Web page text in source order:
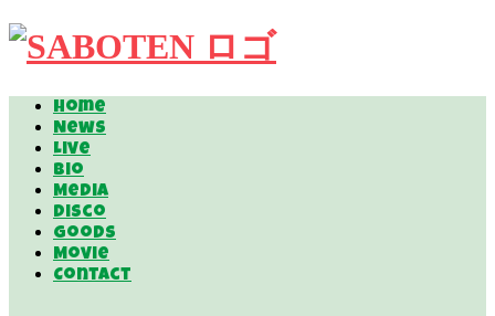
Home
News
Live
Bio
Media
Disco
Goods
Movie
Contact